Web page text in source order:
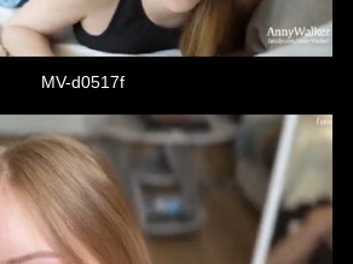
MV-d0517f